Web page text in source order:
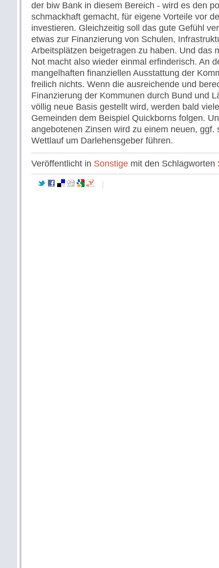
der biw Bank in diesem Bereich - wird es den
schmackhaft gemacht, für eigene Vorteile vor
investieren. Gleichzeitig soll das gute Gefühl
etwas zur Finanzierung von Schulen,
Arbeitsplätzen beigetragen zu haben. Und das
Not macht also wieder einmal erfinderisch. An
mangelhaften finanziellen Ausstattung der
freilich nichts. Wenn die ausreichende und
Finanzierung der Kommunen durch Bund und
völlig neue Basis gestellt wird, werden bald
Gemeinden dem Beispiel Quickborns folgen.
angebotenen Zinsen wird zu einem neuen, ggf.
Wettlauf um Darlehensgeber führen.
Veröffentlicht in Sonstige mit den Schlagworten